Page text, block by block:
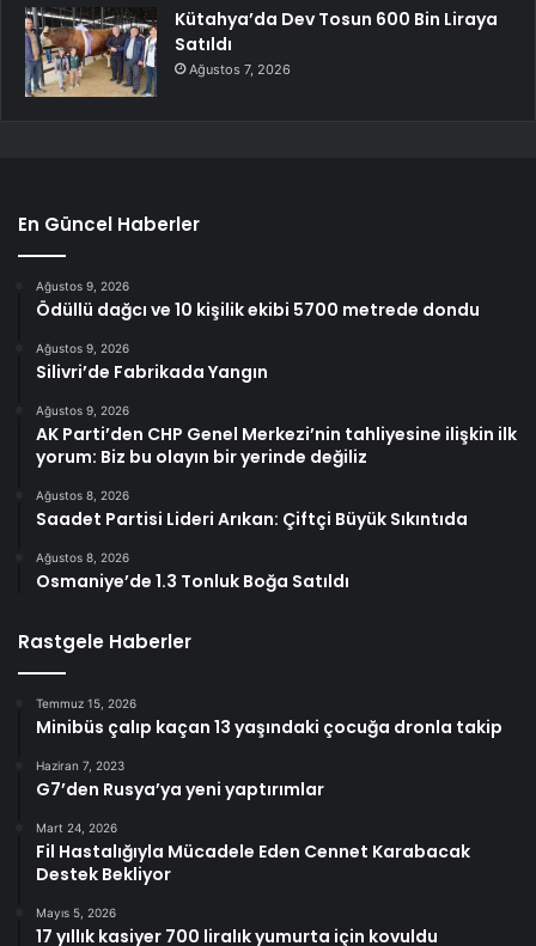
Kütahya’da Dev Tosun 600 Bin Liraya
Satıldı
Ağustos 7, 2026
En Güncel Haberler
Ağustos 9, 2026
Ödüllü dağcı ve 10 kişilik ekibi 5700 metrede dondu
Ağustos 9, 2026
Silivri’de Fabrikada Yangın
Ağustos 9, 2026
AK Parti’den CHP Genel Merkezi’nin tahliyesine ilişkin ilk
yorum: Biz bu olayın bir yerinde değiliz
Ağustos 8, 2026
Saadet Partisi Lideri Arıkan: Çiftçi Büyük Sıkıntıda
Ağustos 8, 2026
Osmaniye’de 1.3 Tonluk Boğa Satıldı
Rastgele Haberler
Temmuz 15, 2026
Minibüs çalıp kaçan 13 yaşındaki çocuğa dronla takip
Haziran 7, 2023
G7’den Rusya’ya yeni yaptırımlar
Mart 24, 2026
Fil Hastalığıyla Mücadele Eden Cennet Karabacak
Destek Bekliyor
Mayıs 5, 2026
17 yıllık kasiyer 700 liralık yumurta için kovuldu